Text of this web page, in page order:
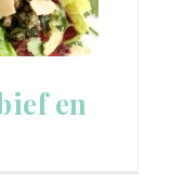
en